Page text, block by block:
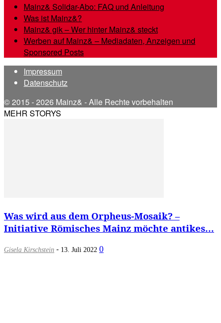
Mainz& Solidar-Abo: FAQ und Anleitung
Was ist Mainz&?
Mainz& gik – Wer hinter Mainz& steckt
Werben auf Mainz& – Mediadaten, Anzeigen und
Sponsored Posts
Impressum
Datenschutz
© 2015 - 2026 Mainz& - Alle Rechte vorbehalten
MEHR STORYS
Was wird aus dem Orpheus-Mosaik? –
Initiative Römisches Mainz möchte antikes...
Gisela Kirschstein - 13. Juli 2022 0